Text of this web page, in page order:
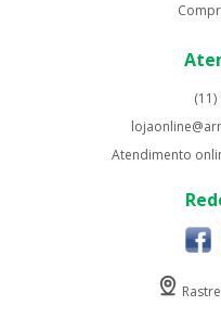
Atendimento